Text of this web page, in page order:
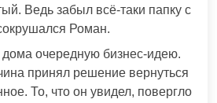
Ведь забыл всё-таки папку с
Роман.
дома очередную бизнес-идею.
принял решение вернуться
То, что он увидел, повергло